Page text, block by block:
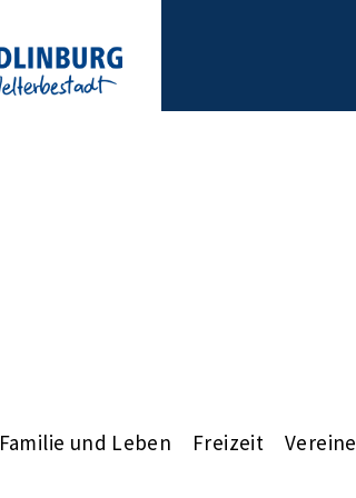
Familie und Leben Freizeit Vereine